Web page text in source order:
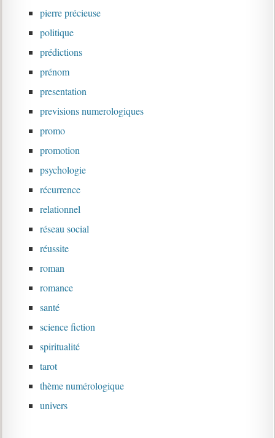
pierre précieuse
politique
prédictions
prénom
presentation
previsions numerologiques
promo
promotion
psychologie
récurrence
relationnel
réseau social
réussite
roman
romance
santé
science fiction
spiritualité
tarot
thème numérologique
univers